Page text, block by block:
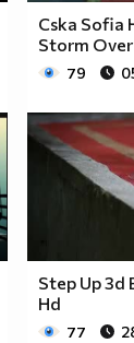
Cska Sofia
Storm
79
Step Up 3d
Hd
77